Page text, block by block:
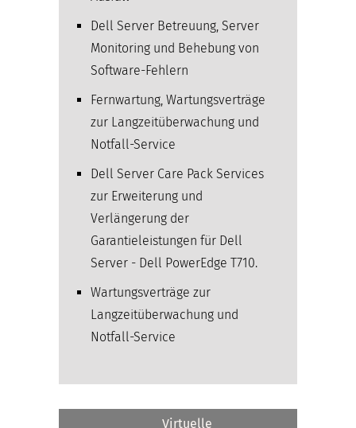
Dell Server Betreuung, Server
Monitoring und Behebung von
Software-Fehlern
Fernwartung, Wartungsverträge
zur Langzeitüberwachung und
Notfall-Service
Dell Server Care Pack Services
zur Erweiterung und
Verlängerung der
Garantieleistungen für Dell
Server - Dell PowerEdge T710.
Wartungsverträge zur
Langzeitüberwachung und
Notfall-Service
Virtuelle